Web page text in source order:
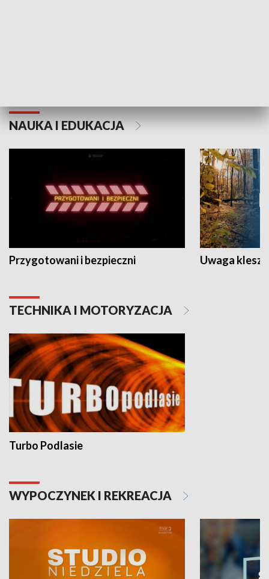
NAUKA I EDUKACJA
Przygotowani i bezpieczni Uwaga
TECHNIKA I MOTORYZACJA
Turbo Podlasie
WYPOCZYNEK I REKREACJA